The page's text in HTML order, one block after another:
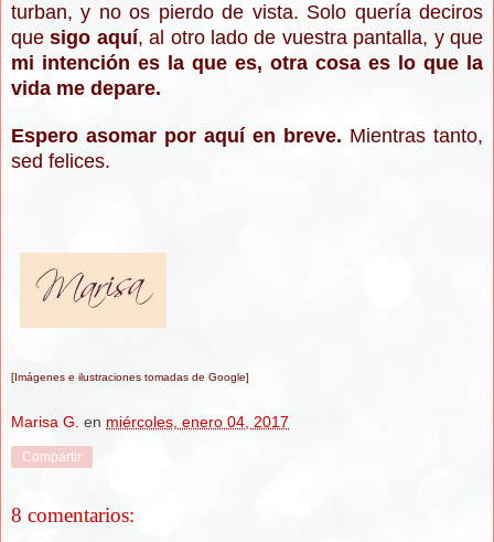
turban, y no os pierdo de vista. Solo quería deciros
quesigo aquí, al otro lado de vuestra pantalla, y que
mi intención es la que es, otra cosa es lo que la
vida me depare.
Espero asomar por aquí en breve. Mientras tanto,
sed felices.
[Imágenes e ilustraciones tomadas de Google]
Marisa G. en miércoles, enero 04, 2017
Compartir
8 comentarios: